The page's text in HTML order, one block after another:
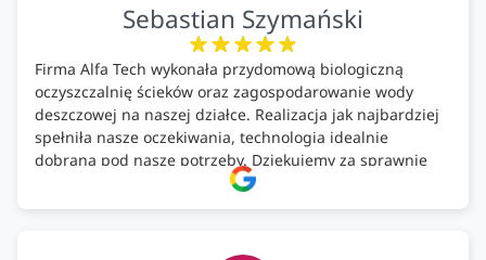
Sebastian Szymański
Firma Alfa Tech wykonała przydomową biologiczną
oczyszczalnię ścieków oraz zagospodarowanie wody
deszczowej na naszej działce. Realizacja jak najbardziej
spełniła nasze oczekiwania, technologia idealnie
dobrana pod nasze potrzeby. Dziękujemy za sprawnie
wykonany montaż w świetnej atmosferze! Polecam!